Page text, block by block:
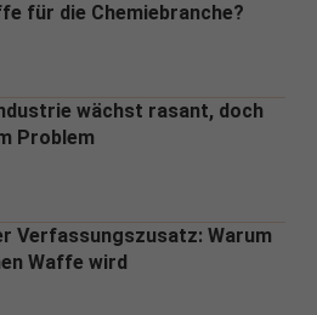
für die Chemiebranche?
wächst rasant, doch
Problem
Verfassungszusatz: Warum
Waffe wird